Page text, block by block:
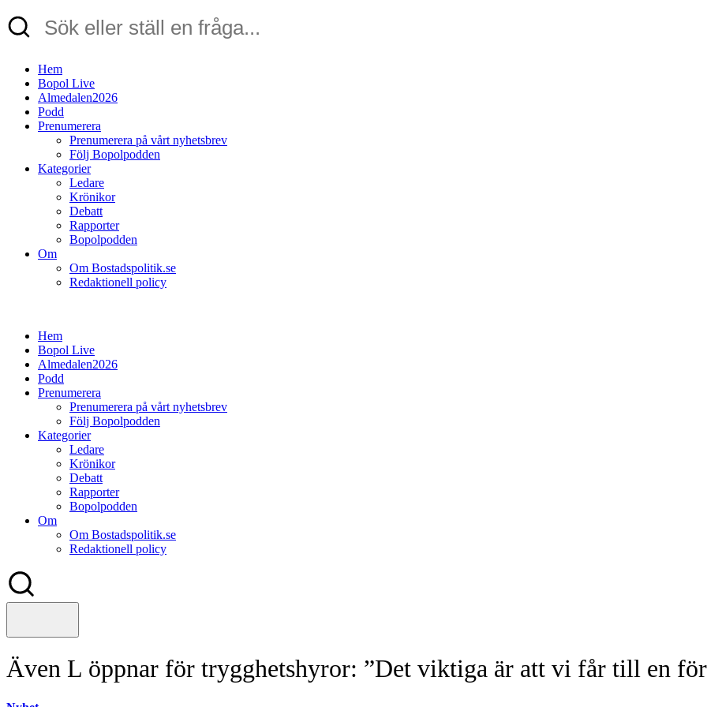
Hem
Bopol Live
Almedalen2026
Podd
Prenumerera
Prenumerera på vårt nyhetsbrev
Följ Bopolpodden
Kategorier
Ledare
Krönikor
Debatt
Rapporter
Bopolpodden
Om
Om Bostadspolitik.se
Redaktionell policy
Hem
Bopol Live
Almedalen2026
Podd
Prenumerera
Prenumerera på vårt nyhetsbrev
Följ Bopolpodden
Kategorier
Ledare
Krönikor
Debatt
Rapporter
Bopolpodden
Om
Om Bostadspolitik.se
Redaktionell policy
Även L öppnar för trygghetshyror: ”Det viktiga är att vi får till en